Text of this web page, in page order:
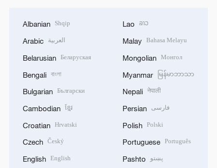
Albanian Shqip
Arabic العربية
Belarusian Беларуская
Bengali বাংলা
Bulgarian Български
Cambodian ខ្មែរ
Croatian Hrvatski
Czech Český
English English
Lao ລາວ
Malay Bahasa Melayu
Mongolian Монгол
Myanmar မြန်မာဘာသာ
Nepali नेपाली
Persian فارسی
Polish Polski
Portuguese Português
Pashto پښتو